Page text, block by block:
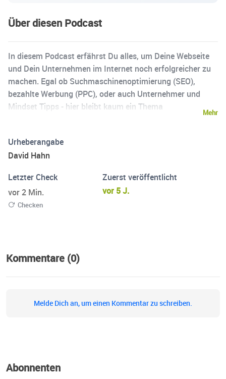
Über diesen Podcast
In diesem Podcast erfährst Du alles, um Deine Webseite
und Dein Unternehmen im Internet noch erfolgreicher zu
machen. Egal ob Suchmaschinenoptimierung (SEO),
bezahlte Werbung (PPC), oder auch Unternehmer und
Mindset Tipps - hier bleibt kaum ein Thema
Erfahre auch Du wie Du mit weniger Arbeit und weniger
Kosten im Internet nachhaltige Kundenbeziehungen
zusätzliche Freiheit gewinnst.
Mehr
Urheberangabe
David Hahn
Letzter Check
vor 2 Min.
Checken
Zuerst veröffentlicht
vor 5 J.
Kommentare (0)
Melde Dich an, um einen Kommentar zu schreiben.
Abonnenten